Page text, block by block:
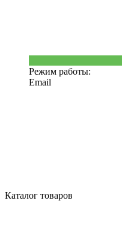
Режим работы:
Email
Каталог товаров